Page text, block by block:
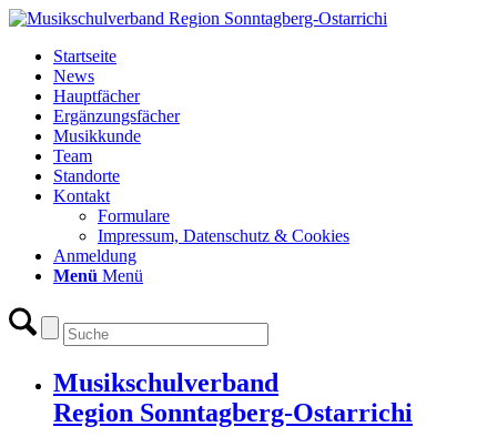
Startseite
News
Hauptfächer
Ergänzungsfächer
Musikkunde
Team
Standorte
Kontakt
Formulare
Impressum, Datenschutz & Cookies
Anmeldung
Menü Menü
Musikschulverband
Region Sonntagberg-Ostarrichi